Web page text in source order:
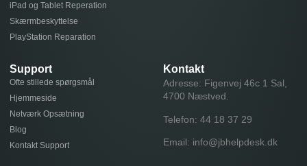
iPad og Tablet Reperation
Skærmbeskyttelse
PlayStation Reparation
Support
Ofte stillede spørgsmål
Hjemmeside
Netværk Opsætning
Blog
Kontakt Support
Kontakt
Adresse: Figenvej 46c 1 Sal,
4700 Næstved.
Telefon: 44 18 37 29
Email: info@jbhelpdesk.dk